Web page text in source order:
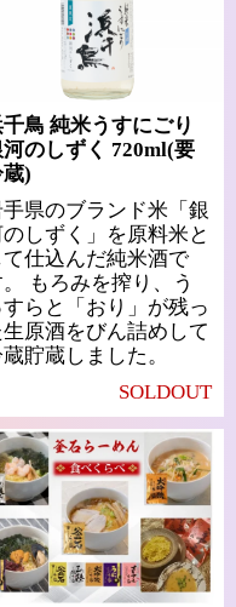
鳥 純米うすにごり
のしずく 720ml(要
)
県のブランド米「銀
しずく」を原料米と
て仕込んだ純米酒で
もろみを搾り、う
すらと「おり」が残っ
生原酒をびん詰めして
貯蔵しました。
SOLDOUT